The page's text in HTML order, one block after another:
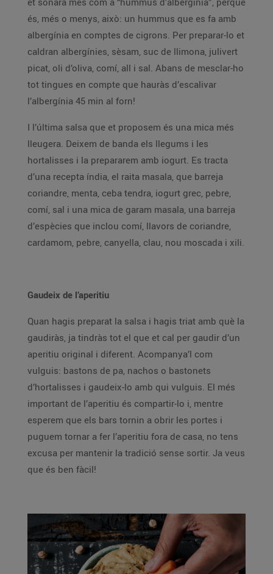
és, més o menys, això: un hummus que es fa amb
albergínia en comptes de cigrons. Per preparar-lo et
caldran albergínies, sèsam, suc de llimona, julivert
picat, oli d’oliva, comí, all i sal. Abans de mesclar-ho
tot tingues en compte que hauràs d’escalivar
l’albergínia 45 min al forn!
I l’última salsa que et proposem és una mica més
lleugera. Deixem de banda els llegums i les
hortalisses i la prepararem amb iogurt. Es tracta
d’una recepta índia, el raita masala, que barreja
coriandre, menta, ceba tendra, iogurt grec, pebre,
comí, sal i una mica de garam masala, una barreja
d’espècies que inclou comí, llavors de coriandre,
cardamom, pebre, canyella, clau, nou moscada i xili.
Gaudeix de l’aperitiu
Quan hagis preparat la salsa i hagis triat amb què la
gaudiràs, ja tindràs tot el que et cal per gaudir d’un
aperitiu original i diferent. Acompanya’l com
vulguis: bastons de pa, nachos o bastonets
d’hortalisses i gaudeix-lo amb qui vulguis. El més
important de l’aperitiu és compartir-lo i, mentre
esperem que els bars tornin a obrir les portes i
puguem tornar a fer l’aperitiu fora de casa, no tens
excusa per mantenir la tradició sense sortir. Ja veus
que és ben fàcil!